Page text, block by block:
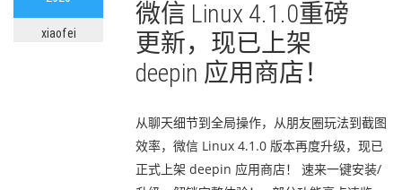
xiaofei
微信 Linux 4.1.0重磅
更新，现已上架
deepin 应用商店！
从聊天细节到全局操作，从朋友圈玩法到截图
效率，微信 Linux 4.1.0 版本再度升级，现已
正式上架 deepin 应用商店！ 速来一键安装/